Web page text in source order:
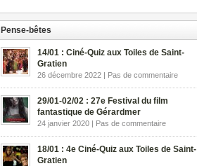
Pense-bêtes
14/01 : Ciné-Quiz aux Toiles de Saint-
Gratien
26 décembre 2022 | Pas de commentaire
29/01-02/02 : 27e Festival du film
fantastique de Gérardmer
24 janvier 2020 | Pas de commentaire
18/01 : 4e Ciné-Quiz aux Toiles de Saint-
Gratien